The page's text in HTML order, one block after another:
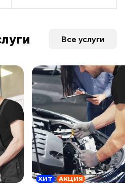
Все услуги
ХИТ АКЦИЯ